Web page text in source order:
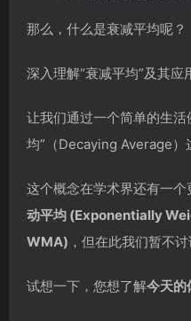
那么，什么是衰减平均呢？
深入理解“衰减平均”及其应
让我们通过一个简单的生
均”（Decaying Average）
这个概念在学术界还有一个
动平均 (Exponentially
WMA) ，但在此我们暂不讨
试想一下，您想了解今天的